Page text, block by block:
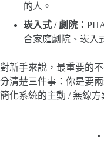
的人。
崁入式 / 劇院：
合家庭劇院、崁入
對新手來說，最重要的
分清楚三件事：你是要
簡化系統的主動 / 無線方